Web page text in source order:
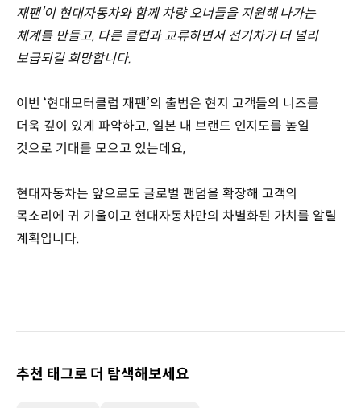
재팬’이 현대자동차와 함께 차량 오너들을 지원해 나가는
체계를 만들고, 다른 클럽과 교류하면서 전기차가 더 널리
보급되길 희망합니다.
이번 ‘현대모터클럽 재팬’의 출범은 현지 고객들의 니즈를
더욱 깊이 있게 파악하고, 일본 내 브랜드 인지도를 높일
것으로 기대를 모으고 있는데요,
현대자동차는 앞으로도 글로벌 팬덤을 확장해 고객의
목소리에 귀 기울이고 현대자동차만의 차별화된 가치를 알릴
계획입니다.
추천 태그로 더 탐색해보세요